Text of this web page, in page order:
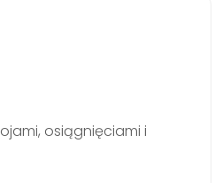
osiągnięciami i